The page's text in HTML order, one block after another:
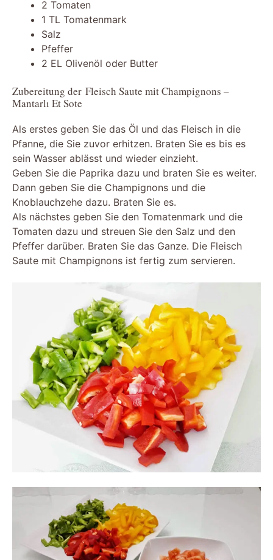
2 Tomaten
1 TL Tomatenmark
Salz
Pfeffer
2 EL Olivenöl oder Butter
Zubereitung der Fleisch Saute mit Champignons –
Mantarlı Et Sote
Als erstes geben Sie das Öl und das Fleisch in die
Pfanne, die Sie zuvor erhitzen. Braten Sie es bis es
sein Wasser ablässt und wieder einzieht.
Geben Sie die Paprika dazu und braten Sie es weiter.
Dann geben Sie die Champignons und die
Knoblauchzehe dazu. Braten Sie es.
Als nächstes geben Sie den Tomatenmark und die
Tomaten dazu und streuen Sie den Salz und den
Pfeffer darüber. Braten Sie das Ganze. Die Fleisch
Saute mit Champignons ist fertig zum servieren.